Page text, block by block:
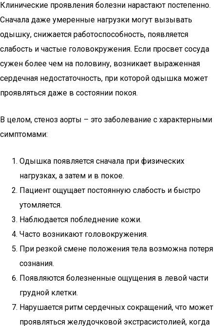
Клинические проявления болезни нарастают постепенно.
Сначала даже умеренные нагрузки могут вызывать
одышку, снижается работоспособность, появляется
слабость и частые головокружения. Если просвет сосуда
сужен более чем на половину, возникает выраженная
сердечная недостаточность, при которой одышка может
проявляться даже в состоянии покоя.
В целом, стеноз аорты – это заболевание с характерными
симптомами:
Одышка появляется сначала при физических
нагрузках, а затем и в покое.
Пациент ощущает постоянную слабость и быстро
утомляется.
Наблюдается побледнение кожи.
Часто возникают головокружения.
При резкой смене положения тела возможна потеря
сознания.
Появляются болезненные ощущения в левой части
грудной клетки.
Нарушается ритм сердечных сокращений, что может
проявляться желудочковой экстрасистолией, когда